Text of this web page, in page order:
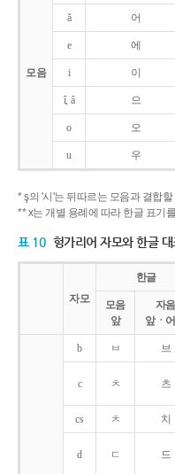
모음
ǎ 어
e 에
i 이
î, â 으
o 오
u 우
* ş의 '시'는 뒤따르는 모음과 결합
** x는 개별 용례에 따라 한글 표기
표 10 헝가리어 자모와 한글 대
자모
한글
모음
앞
자음
앞ㆍ
b ㅂ 브
c ㅊ 츠
cs ㅊ 치
d ㄷ 드